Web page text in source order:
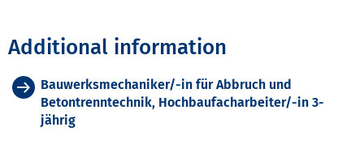
Additional information
Bauwerksmechaniker/-in für Abbruch und
Betontrenntechnik, Hochbaufacharbeiter/-in 3-
jährig